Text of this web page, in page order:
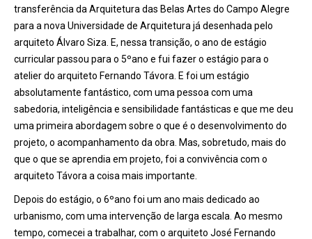
transferência da Arquitetura das Belas Artes do Campo Alegre
para a nova Universidade de Arquitetura já desenhada pelo
arquiteto Álvaro Siza. E, nessa transição, o ano de estágio
curricular passou para o 5ºano e fui fazer o estágio para o
atelier do arquiteto Fernando Távora. E foi um estágio
absolutamente fantástico, com uma pessoa com uma
sabedoria, inteligência e sensibilidade fantásticas e que me deu
uma primeira abordagem sobre o que é o desenvolvimento do
projeto, o acompanhamento da obra. Mas, sobretudo, mais do
que o que se aprendia em projeto, foi a convivência com o
arquiteto Távora a coisa mais importante.
Depois do estágio, o 6ºano foi um ano mais dedicado ao
urbanismo, com uma intervenção de larga escala. Ao mesmo
tempo, comecei a trabalhar, com o arquiteto José Fernando